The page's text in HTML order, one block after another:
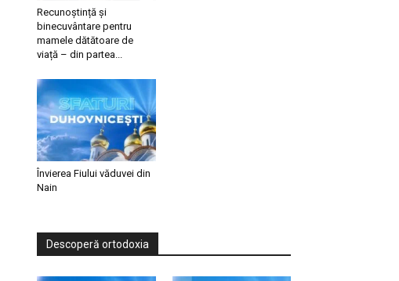
Recunoștință și
binecuvântare pentru
mamele dătătoare de
viață – din partea...
Învierea Fiului văduvei din
Nain
Descoperă ortodoxia